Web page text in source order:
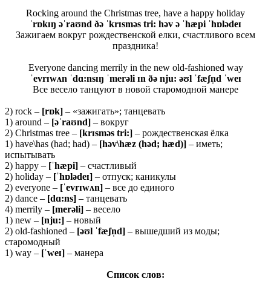
Rocking around the Christmas tree, have a happy holiday
ˈrɒkɪŋ əˈraʊnd ðə ˈkrɪsməs tri: həv ə ˈhæpi ˈhɒlədeɪ
Зажигаем вокруг рождественской елки, счастливого всем
праздника!
Everyone dancing merrily in the new old-fashioned way
ˈevrɪwʌn ˈdɑ:nsɪŋ ˈmerəli ɪn ðə nju: əʊl ˈfæʃn̩d ˈweɪ
Все весело танцуют в новой старомодной манере
2) rock – [rɒk] – «зажигать»; танцевать
1) around – [əˈraʊnd] – вокруг
2) Christmas tree – [krɪsməs tri:] – рождественская ёлка
1) have\has (had; had) – [həv\hæz (həd; hæd)] – иметь;
испытывать
2) happy – [ˈhæpi] – счастливый
2) holiday – [ˈhɒlədeɪ] – отпуск; каникулы
2) everyone – [ˈevrɪwʌn] – все до единого
2) dance – [dɑ:ns] – танцевать
4) merrily – [merəli] – весело
1) new – [nju:] – новый
2) old-fashioned – [əʊl ˈfæʃn̩d] – вышедший из моды;
старомодный
1) way – [ˈweɪ] – манера
Список слов: